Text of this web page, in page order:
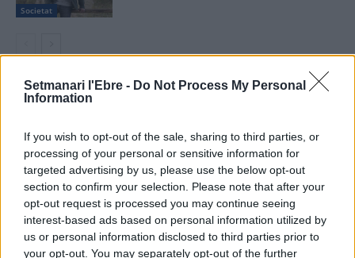
Setmanari l'Ebre - Do Not Process My Personal
Information
If you wish to opt-out of the sale, sharing to third parties, or
processing of your personal or sensitive information for
targeted advertising by us, please use the below opt-out
section to confirm your selection. Please note that after your
opt-out request is processed you may continue seeing
interest-based ads based on personal information utilized by
us or personal information disclosed to third parties prior to
your opt-out. You may separately opt-out of the further
Societat
DEIXA UNA RESPOSTA